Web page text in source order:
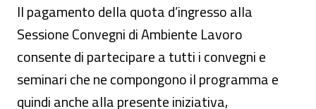
Il pagamento della quota d’ingresso alla
Sessione Convegni di Ambiente Lavoro
consente di partecipare a tutti i convegni e
seminari che ne compongono il programma e
quindi anche alla presente iniziativa,